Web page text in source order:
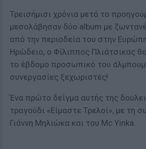
Τρεισήμισι χρόνια μετά το
μεσολάβησαν δύο album με
από την περιοδεία του στην
Ηρώδειο, ο Φίλιππος Πλιάτσικας
το έβδομο προσωπικό του
συνεργασίες ξεχωριστές!
Ένα πρώτο δείγμα αυτής της
τραγούδι «Είμαστε Τρελοί», με τη
Γιάννη Μηλιώκα και του Mc Yinka.